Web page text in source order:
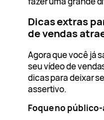
Dicas extras
de vendas
Agora que você já
seu vídeo de
dicas para deixar
assertivo.
Foque no